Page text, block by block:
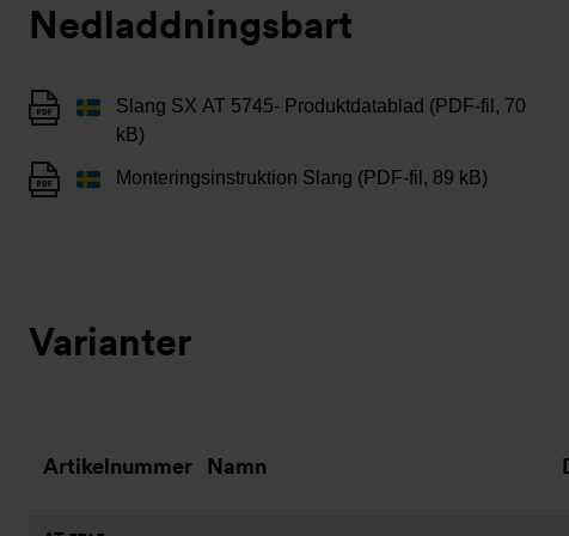
Nedladdningsbart
Slang SX AT 5745- Produktdatablad (PDF-fil, 70
kB)
Monteringsinstruktion Slang (PDF-fil, 89 kB)
Varianter
Artikelnummer Namn